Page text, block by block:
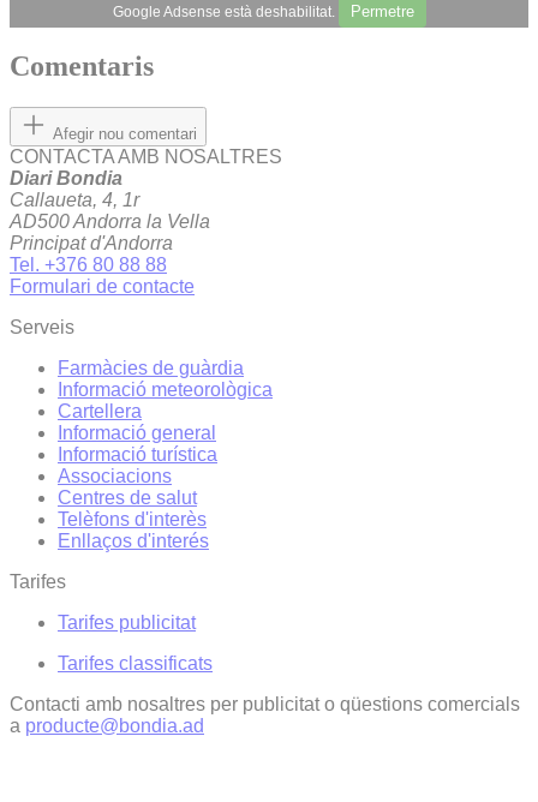
Google Adsense està deshabilitat. Permetre
Comentaris
Afegir nou comentari
CONTACTA AMB NOSALTRES
Diari Bondia
Callaueta, 4, 1r
AD500 Andorra la Vella
Principat d'Andorra
Tel. +376 80 88 88
Formulari de contacte
Serveis
Farmàcies de guàrdia
Informació meteorològica
Cartellera
Informació general
Informació turística
Associacions
Centres de salut
Telèfons d'interès
Enllaços d'interés
Tarifes
Tarifes publicitat
Tarifes classificats
Contacti amb nosaltres per publicitat o qüestions comercials
a producte@bondia.ad